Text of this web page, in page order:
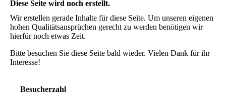
Diese Seite wird noch erstellt.
Wir erstellen gerade Inhalte für diese Seite. Um unseren eigenen
hohen Qualitätsansprüchen gerecht zu werden benötigen wir
hierfür noch etwas Zeit.
Bitte besuchen Sie diese Seite bald wieder. Vielen Dank für ihr
Interesse!
Besucherzahl